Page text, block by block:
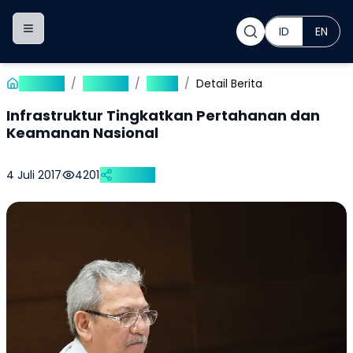
Toggle navigation menu ID EN
/ / / Detail Berita
Infrastruktur Tingkatkan Pertahanan dan
Keamanan Nasional
4 Juli 2017 4201